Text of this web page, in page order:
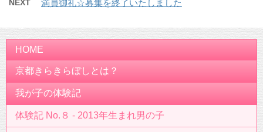
NEXT 満員御礼☆募集を終了いたしました
HOME
京都きらきらぼしとは？
我が子の体験記
体験記 No.８ - 2013年生まれ男の子